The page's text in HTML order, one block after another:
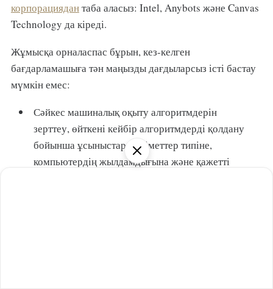
корпорациядантаба аласыз: Intel, Anybots және Canvas
Technology да кіреді.
Жұмысқа орналаспас бұрын, кез-келген
бағдарламашыға тән маңызды дағдыларсыз істі бастау
мүмкін емес:
Сәйкес машиналық оқыту алгоритмдерін
зерттеу, өйткені кейбір алгоритмдерді қолдану
бойынша ұсыныстар мәліметтер типіне,
компьютердің жылдамдығына және қажетті